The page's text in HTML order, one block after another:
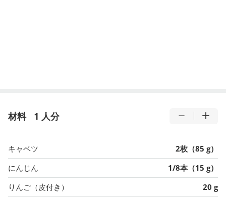
材料 1 人分
キャベツ
2枚（85 g）
にんじん
1/8本（15 g）
りんご（皮付き）
20 g